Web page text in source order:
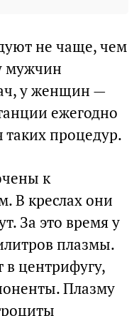
не чаще, чем
мужчин
у женщин —
ежегодно
таких процедур.
к
В креслах они
За это время у
плазмы.
в центрифугу,
Плазму